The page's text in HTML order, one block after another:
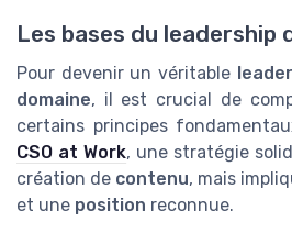
Les bases du leadership
Pour devenir un véritable
domaine, il est crucial de
certains principes
CSO at Work, une stratégie
création de contenu, mais
et une position reconnue.